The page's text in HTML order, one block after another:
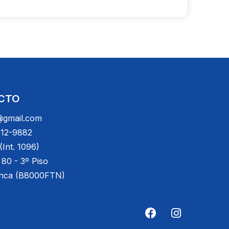
9882
1096)
- 3º Piso
(B8000FTN)